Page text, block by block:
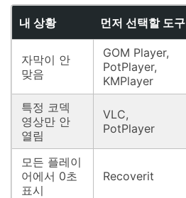
내 상황 먼저 선택할 도구
자막이 안
맞음
GOM Player,
PotPlayer,
KMPlayer
특정 코덱
영상만 안
열림
VLC,
PotPlayer
모든 플레이
어에서 0초
표시
Recoverit